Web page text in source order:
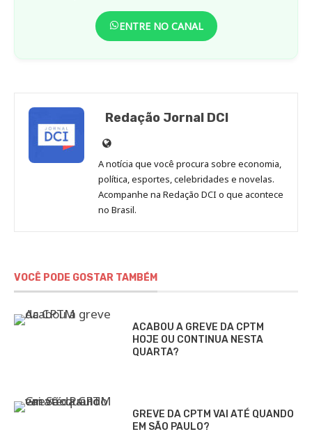
ENTRE NO CANAL
Redação Jornal DCI
Site
de
Redação
Jornal
DCI
A notícia que você procura sobre economia,
política, esportes, celebridades e novelas.
Acompanhe na Redação DCI o que acontece
no Brasil.
VOCÊ PODE GOSTAR TAMBÉM
ACABOU A GREVE DA CPTM
HOJE OU CONTINUA NESTA
QUARTA?
GREVE DA CPTM VAI ATÉ QUANDO
EM SÃO PAULO?